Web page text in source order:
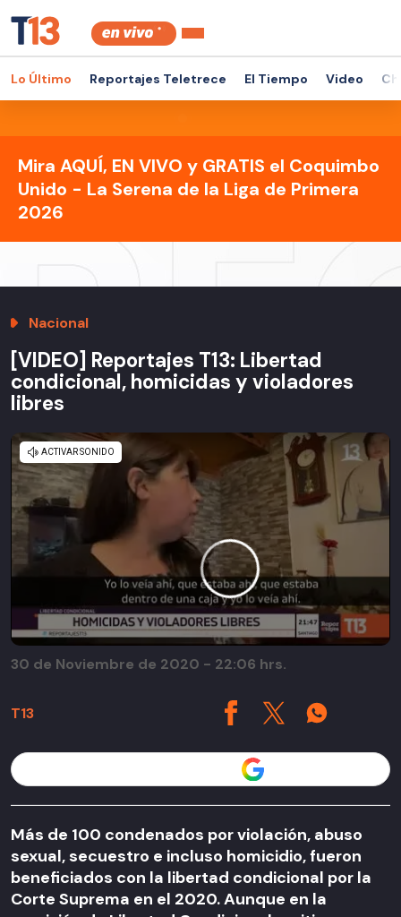
Lo Último Reportajes Teletrece El Tiempo Video
Mira AQUÍ, EN VIVO y GRATIS el Coquimbo
Unido - La Serena de la Liga de Primera
2026
Nacional
[VIDEO] Reportajes T13: Libertad
condicional, homicidas y violadores
libres
T13
30 de Noviembre de 2020 - 22:06 hrs.
Más de 100 condenados por violación, abuso
sexual, secuestro e incluso homicidio, fueron
beneficiados con la libertad condicional por la
Corte Suprema en el 2020. Aunque en la